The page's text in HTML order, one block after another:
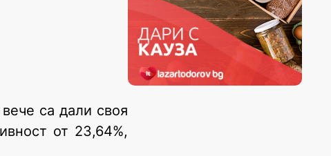
са дали своя
от 23,64%,